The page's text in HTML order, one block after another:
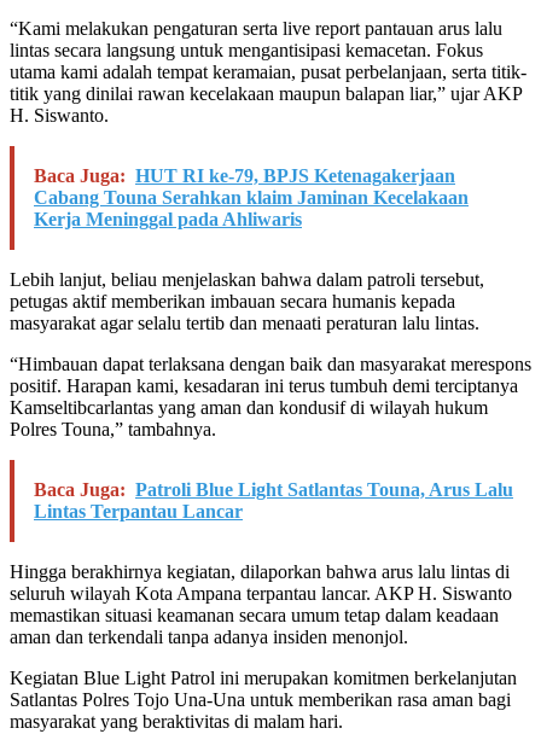
“Kami melakukan pengaturan serta live report pantauan arus lalu
lintas secara langsung untuk mengantisipasi kemacetan. Fokus
utama kami adalah tempat keramaian, pusat perbelanjaan, serta titik-
titik yang dinilai rawan kecelakaan maupun balapan liar,” ujar AKP
H. Siswanto.
Baca Juga: HUT RI ke-79, BPJS Ketenagakerjaan
Cabang Touna Serahkan klaim Jaminan Kecelakaan
Kerja Meninggal pada Ahliwaris
Lebih lanjut, beliau menjelaskan bahwa dalam patroli tersebut,
petugas aktif memberikan imbauan secara humanis kepada
masyarakat agar selalu tertib dan menaati peraturan lalu lintas.
“Himbauan dapat terlaksana dengan baik dan masyarakat merespons
positif. Harapan kami, kesadaran ini terus tumbuh demi terciptanya
Kamseltibcarlantas yang aman dan kondusif di wilayah hukum
Polres Touna,” tambahnya.
Baca Juga: Patroli Blue Light Satlantas Touna, Arus Lalu
Lintas Terpantau Lancar
Hingga berakhirnya kegiatan, dilaporkan bahwa arus lalu lintas di
seluruh wilayah Kota Ampana terpantau lancar. AKP H. Siswanto
memastikan situasi keamanan secara umum tetap dalam keadaan
aman dan terkendali tanpa adanya insiden menonjol.
Kegiatan Blue Light Patrol ini merupakan komitmen berkelanjutan
Satlantas Polres Tojo Una-Una untuk memberikan rasa aman bagi
masyarakat yang beraktivitas di malam hari.